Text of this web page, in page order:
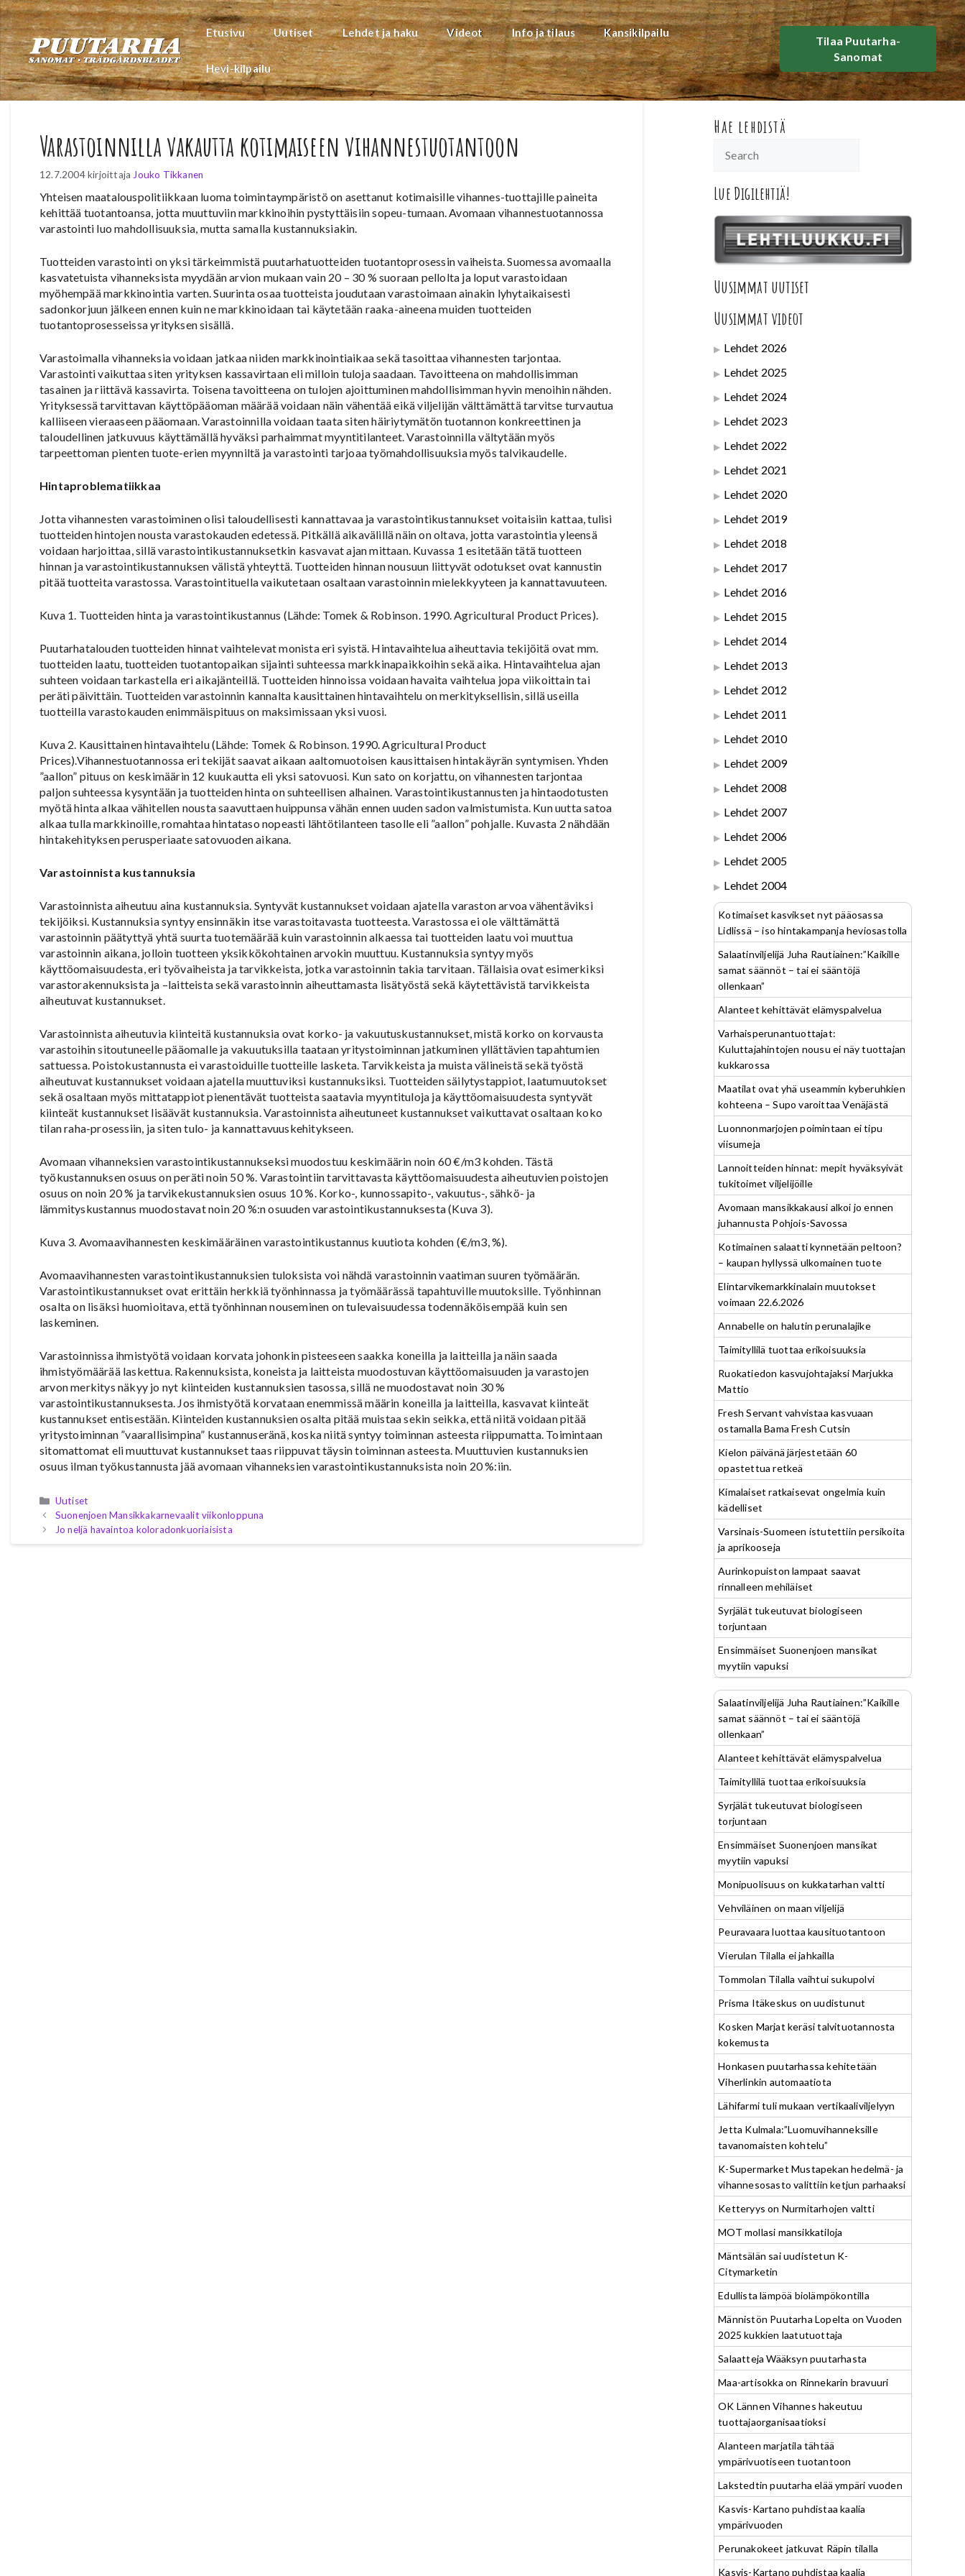
Siirry
sisältöön
Etusivu Uutiset Lehdet ja haku Videot Info ja tilaus Kansikilpailu
Hevi-kilpailu
Tilaa Puutarha-
Sanomat
Varastoinnilla vakautta kotimaiseen vihannestuotantoon
12.7.2004 kirjoittaja Jouko Tikkanen
Yhteisen maatalouspolitiikkaan luoma toimintaympäristö on asettanut kotimaisille vihannes-tuottajille paineita
kehittää tuotantoansa, jotta muuttuviin markkinoihin pystyttäisiin sopeu-tumaan. Avomaan vihannestuotannossa
varastointi luo mahdollisuuksia, mutta samalla kustannuksiakin.
Tuotteiden varastointi on yksi tärkeimmistä puutarhatuotteiden tuotantoprosessin vaiheista. Suomessa avomaalla
kasvatetuista vihanneksista myydään arvion mukaan vain 20 – 30 % suoraan pellolta ja loput varastoidaan
myöhempää markkinointia varten. Suurinta osaa tuotteista joudutaan varastoimaan ainakin lyhytaikaisesti
sadonkorjuun jälkeen ennen kuin ne markkinoidaan tai käytetään raaka-aineena muiden tuotteiden
tuotantoprosesseissa yrityksen sisällä.
Varastoimalla vihanneksia voidaan jatkaa niiden markkinointiaikaa sekä tasoittaa vihannesten tarjontaa.
Varastointi vaikuttaa siten yrityksen kassavirtaan eli milloin tuloja saadaan. Tavoitteena on mahdollisimman
tasainen ja riittävä kassavirta. Toisena tavoitteena on tulojen ajoittuminen mahdollisimman hyvin menoihin nähden.
Yrityksessä tarvittavan käyttöpääoman määrää voidaan näin vähentää eikä viljelijän välttämättä tarvitse turvautua
kalliiseen vieraaseen pääomaan. Varastoinnilla voidaan taata siten häiriytymätön tuotannon konkreettinen ja
taloudellinen jatkuvuus käyttämällä hyväksi parhaimmat myyntitilanteet. Varastoinnilla vältytään myös
tarpeettoman pienten tuote-erien myynniltä ja varastointi tarjoaa työmahdollisuuksia myös talvikaudelle.
Hintaproblematiikkaa
Jotta vihannesten varastoiminen olisi taloudellisesti kannattavaa ja varastointikustannukset voitaisiin kattaa, tulisi
tuotteiden hintojen nousta varastokauden edetessä. Pitkällä aikavälillä näin on oltava, jotta varastointia yleensä
voidaan harjoittaa, sillä varastointikustannuksetkin kasvavat ajan mittaan. Kuvassa 1 esitetään tätä tuotteen
hinnan ja varastointikustannuksen välistä yhteyttä. Tuotteiden hinnan nousuun liittyvät odotukset ovat kannustin
pitää tuotteita varastossa. Varastointituella vaikutetaan osaltaan varastoinnin mielekkyyteen ja kannattavuuteen.
Kuva 1. Tuotteiden hinta ja varastointikustannus (Lähde: Tomek & Robinson. 1990. Agricultural Product Prices).
Puutarhatalouden tuotteiden hinnat vaihtelevat monista eri syistä. Hintavaihtelua aiheuttavia tekijöitä ovat mm.
tuotteiden laatu, tuotteiden tuotantopaikan sijainti suhteessa markkinapaikkoihin sekä aika. Hintavaihtelua ajan
suhteen voidaan tarkastella eri aikajänteillä. Tuotteiden hinnoissa voidaan havaita vaihtelua jopa viikoittain tai
peräti päivittäin. Tuotteiden varastoinnin kannalta kausittainen hintavaihtelu on merkityksellisin, sillä useilla
tuotteilla varastokauden enimmäispituus on maksimissaan yksi vuosi.
Kuva 2. Kausittainen hintavaihtelu (Lähde: Tomek & Robinson. 1990. Agricultural Product
Prices).Vihannestuotannossa eri tekijät saavat aikaan aaltomuotoisen kausittaisen hintakäyrän syntymisen. Yhden
”aallon” pituus on keskimäärin 12 kuukautta eli yksi satovuosi. Kun sato on korjattu, on vihannesten tarjontaa
paljon suhteessa kysyntään ja tuotteiden hinta on suhteellisen alhainen. Varastointikustannusten ja hintaodotusten
myötä hinta alkaa vähitellen nousta saavuttaen huippunsa vähän ennen uuden sadon valmistumista. Kun uutta satoa
alkaa tulla markkinoille, romahtaa hintataso nopeasti lähtötilanteen tasolle eli ”aallon” pohjalle. Kuvasta 2 nähdään
hintakehityksen perusperiaate satovuoden aikana.
Varastoinnista kustannuksia
Varastoinnista aiheutuu aina kustannuksia. Syntyvät kustannukset voidaan ajatella varaston arvoa vähentäviksi
tekijöiksi. Kustannuksia syntyy ensinnäkin itse varastoitavasta tuotteesta. Varastossa ei ole välttämättä
varastoinnin päätyttyä yhtä suurta tuotemäärää kuin varastoinnin alkaessa tai tuotteiden laatu voi muuttua
varastoinnin aikana, jolloin tuotteen yksikkökohtainen arvokin muuttuu. Kustannuksia syntyy myös
käyttöomaisuudesta, eri työvaiheista ja tarvikkeista, jotka varastoinnin takia tarvitaan. Tällaisia ovat esimerkiksi
varastorakennuksista ja –laitteista sekä varastoinnin aiheuttamasta lisätyöstä sekä käytettävistä tarvikkeista
aiheutuvat kustannukset.
Varastoinnista aiheutuvia kiinteitä kustannuksia ovat korko- ja vakuutuskustannukset, mistä korko on korvausta
varastoihin sitoutuneelle pääomalle ja vakuutuksilla taataan yritystoiminnan jatkuminen yllättävien tapahtumien
sattuessa. Poistokustannusta ei varastoiduille tuotteille lasketa. Tarvikkeista ja muista välineistä sekä työstä
aiheutuvat kustannukset voidaan ajatella muuttuviksi kustannuksiksi. Tuotteiden säilytystappiot, laatumuutokset
sekä osaltaan myös mittatappiot pienentävät tuotteista saatavia myyntituloja ja käyttöomaisuudesta syntyvät
kiinteät kustannukset lisäävät kustannuksia. Varastoinnista aiheutuneet kustannukset vaikuttavat osaltaan koko
tilan raha-prosessiin, ja siten tulo- ja kannattavuuskehitykseen.
Avomaan vihanneksien varastointikustannukseksi muodostuu keskimäärin noin 60 €/m3 kohden. Tästä
työkustannuksen osuus on peräti noin 50 %. Varastointiin tarvittavasta käyttöomaisuudesta aiheutuvien poistojen
osuus on noin 20 % ja tarvikekustannuksien osuus 10 %. Korko-, kunnossapito-, vakuutus-, sähkö- ja
lämmityskustannus muodostavat noin 20 %:n osuuden varastointikustannuksesta (Kuva 3).
Kuva 3. Avomaavihannesten keskimääräinen varastointikustannus kuutiota kohden (€/m3, %).
Avomaavihannesten varastointikustannuksien tuloksista voi nähdä varastoinnin vaatiman suuren työmäärän.
Varastointikustannukset ovat erittäin herkkiä työnhinnassa ja työmäärässä tapahtuville muutoksille. Työnhinnan
osalta on lisäksi huomioitava, että työnhinnan nouseminen on tulevaisuudessa todennäköisempää kuin sen
laskeminen.
Varastoinnissa ihmistyötä voidaan korvata johonkin pisteeseen saakka koneilla ja laitteilla ja näin saada
ihmistyömäärää laskettua. Rakennuksista, koneista ja laitteista muodostuvan käyttöomaisuuden ja varastojen
arvon merkitys näkyy jo nyt kiinteiden kustannuksien tasossa, sillä ne muodostavat noin 30 %
varastointikustannuksesta. Jos ihmistyötä korvataan enemmissä määrin koneilla ja laitteilla, kasvavat kiinteät
kustannukset entisestään. Kiinteiden kustannuksien osalta pitää muistaa sekin seikka, että niitä voidaan pitää
yritystoiminnan ”vaarallisimpina” kustannuseränä, koska niitä syntyy toiminnan asteesta riippumatta. Toimintaan
sitomattomat eli muuttuvat kustannukset taas riippuvat täysin toiminnan asteesta. Muuttuvien kustannuksien
osuus ilman työkustannusta jää avomaan vihanneksien varastointikustannuksista noin 20 %:iin.
Kategoriat
Uutiset
Suonenjoen Mansikkakarnevaalit viikonloppuna
Jo neljä havaintoa koloradonkuoriaisista
Hae lehdistä
Lue Digilehtiä!
Uusimmat uutiset
Uusimmat videot
Lehdet 2026
Lehdet 2025
Lehdet 2024
Lehdet 2023
Lehdet 2022
Lehdet 2021
Lehdet 2020
Lehdet 2019
Lehdet 2018
Lehdet 2017
Lehdet 2016
Lehdet 2015
Lehdet 2014
Lehdet 2013
Lehdet 2012
Lehdet 2011
Lehdet 2010
Lehdet 2009
Lehdet 2008
Lehdet 2007
Lehdet 2006
Lehdet 2005
Lehdet 2004
Kotimaiset kasvikset nyt pääosassa
Lidlissä – iso hintakampanja heviosastolla
Salaatinviljelijä Juha Rautiainen:”Kaikille
samat säännöt – tai ei sääntöjä
ollenkaan”
Alanteet kehittävät elämyspalvelua
Varhaisperunantuottajat:
Kuluttajahintojen nousu ei näy tuottajan
kukkarossa
Maatilat ovat yhä useammin kyberuhkien
kohteena – Supo varoittaa Venäjästä
Luonnonmarjojen poimintaan ei tipu
viisumeja
Lannoitteiden hinnat: mepit hyväksyivät
tukitoimet viljelijöille
Avomaan mansikkakausi alkoi jo ennen
juhannusta Pohjois-Savossa
Kotimainen salaatti kynnetään peltoon?
– kaupan hyllyssä ulkomainen tuote
Elintarvikemarkkinalain muutokset
voimaan 22.6.2026
Annabelle on halutin perunalajike
Taimityllilä tuottaa erikoisuuksia
Ruokatiedon kasvujohtajaksi Marjukka
Mattio
Fresh Servant vahvistaa kasvuaan
ostamalla Bama Fresh Cutsin
Kielon päivänä järjestetään 60
opastettua retkeä
Kimalaiset ratkaisevat ongelmia kuin
kädelliset
Varsinais-Suomeen istutettiin persikoita
ja aprikooseja
Aurinkopuiston lampaat saavat
rinnalleen mehiläiset
Syrjälät tukeutuvat biologiseen
torjuntaan
Ensimmäiset Suonenjoen mansikat
myytiin vapuksi
Salaatinviljelijä Juha Rautiainen:”Kaikille
samat säännöt – tai ei sääntöjä
ollenkaan”
Alanteet kehittävät elämyspalvelua
Taimityllilä tuottaa erikoisuuksia
Syrjälät tukeutuvat biologiseen
torjuntaan
Ensimmäiset Suonenjoen mansikat
myytiin vapuksi
Monipuolisuus on kukkatarhan valtti
Vehviläinen on maan viljelijä
Peuravaara luottaa kausituotantoon
Vierulan Tilalla ei jahkailla
Tommolan Tilalla vaihtui sukupolvi
Prisma Itäkeskus on uudistunut
Kosken Marjat keräsi talvituotannosta
kokemusta
Honkasen puutarhassa kehitetään
Viherlinkin automaatiota
Lähifarmi tuli mukaan vertikaaliviljelyyn
Jetta Kulmala:”Luomuvihanneksille
tavanomaisten kohtelu”
K-Supermarket Mustapekan hedelmä- ja
vihannesosasto valittiin ketjun parhaaksi
Ketteryys on Nurmitarhojen valtti
MOT mollasi mansikkatiloja
Mäntsälän sai uudistetun K-
Citymarketin
Edullista lämpöä biolämpökontilla
Männistön Puutarha Lopelta on Vuoden
2025 kukkien laatutuottaja
Salaatteja Wääksyn puutarhasta
Maa-artisokka on Rinnekarin bravuuri
OK Lännen Vihannes hakeutuu
tuottajaorganisaatioksi
Alanteen marjatila tähtää
ympärivuotiseen tuotantoon
Lakstedtin puutarha elää ympäri vuoden
Kasvis-Kartano puhdistaa kaalia
ympärivuoden
Perunakokeet jatkuvat Räpin tilalla
Kasvis-Kartano puhdistaa kaalia